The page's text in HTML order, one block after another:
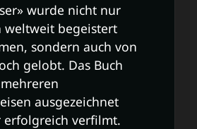
wurde nicht nur
weltweit begeistert
sondern auch von
gelobt. Das Buch
ausgezeichnet
erfolgreich verfilmt.